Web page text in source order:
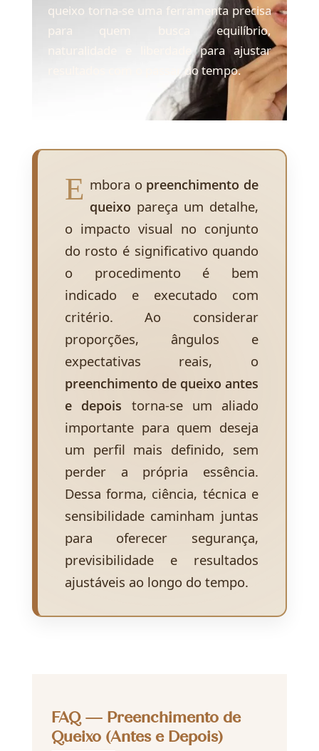
queixo torna-se uma ferramenta precisa
para quem busca equilíbrio,
naturalidade e liberdade para ajustar
resultados com o passar do tempo.
E mbora o preenchimento de
queixo pareça um detalhe,
o impacto visual no conjunto
do rosto é significativo quando
o procedimento é bem
indicado e executado com
critério. Ao considerar
proporções, ângulos e
expectativas reais, o
preenchimento de queixo antes
e depois torna-se um aliado
importante para quem deseja
um perfil mais definido, sem
perder a própria essência.
Dessa forma, ciência, técnica e
sensibilidade caminham juntas
para oferecer segurança,
previsibilidade e resultados
ajustáveis ao longo do tempo.
FAQ — Preenchimento de
Queixo (Antes e Depois)